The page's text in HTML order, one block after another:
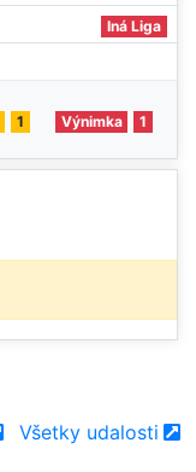
Iná Liga
1 Výnimka 1
Všetky udalosti